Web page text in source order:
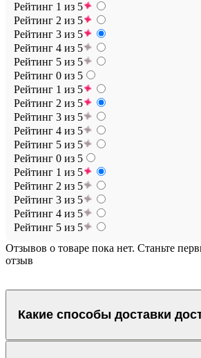
Рейтинг 1 из 5
Рейтинг 2 из 5
Рейтинг 3 из 5
Рейтинг 4 из 5
Рейтинг 5 из 5
Рейтинг 0 из 5
Рейтинг 1 из 5
Рейтинг 2 из 5
Рейтинг 3 из 5
Рейтинг 4 из 5
Рейтинг 5 из 5
Рейтинг 0 из 5
Рейтинг 1 из 5
Рейтинг 2 из 5
Рейтинг 3 из 5
Рейтинг 4 из 5
Рейтинг 5 из 5
Отзывов о товаре пока нет. Станьте
отзыв
Какие способы доставки